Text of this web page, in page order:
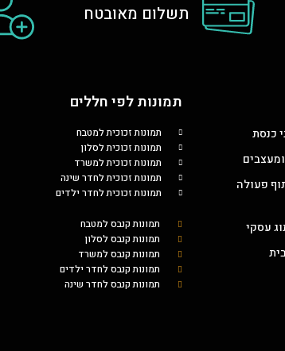
תשלום מאובטח
כנסת
פעולה
עסקי
תמונות לפי חללים
תמונות זכוכית למטבח
תמונות זכוכית לסלון
תמונות זכוכית למשרד
תמונות זכוכית לחדר שינה
תמונות זכוכית לחדר ילדים
תמונות קנבס למטבח
תמונות קנבס לסלון
תמונות קנבס למשרד
תמונות קנבס לחדר ילדים
תמונות קנבס לחדר שינה